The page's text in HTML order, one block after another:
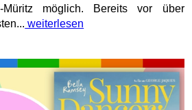
Müritz möglich. Bereits vor über
weiterlesen